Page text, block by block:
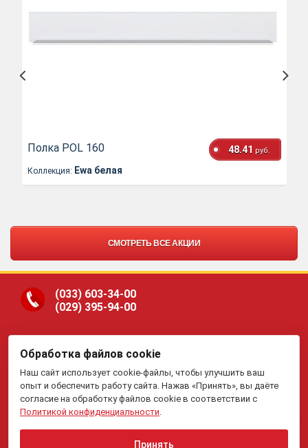
Полка POL 160 48.41 руб.
Коллекция: Ewa белая
СМОТРЕТЬ ВСЕ АКЦИИ
(033) 603-34-00
(029) 395-94-00
Платонова, 22-204. В торговом реестре с 19 января 2015 г.
Регистрация №191081534, 05.11.2008, Мингорисполком.
Рассмотрение обращений потребителей, телефон
70-00,(033)603-34-00,(029)395-94-00 , e-mail:
my.meb@yandex.ru.
района г.Минска: тел. +375(17)215-14-65, Начальник
отдела: Жакович Юлия Николаевна.
Обработка файлов cookie
Наш сайт использует cookie-файлы, чтобы улучшить ваш
опыт и обеспечить работу сайта. Нажав «Принять», вы даёте
согласие на обработку файлов cookie в соответствии с
Политикой конфиденциальности.
Принять